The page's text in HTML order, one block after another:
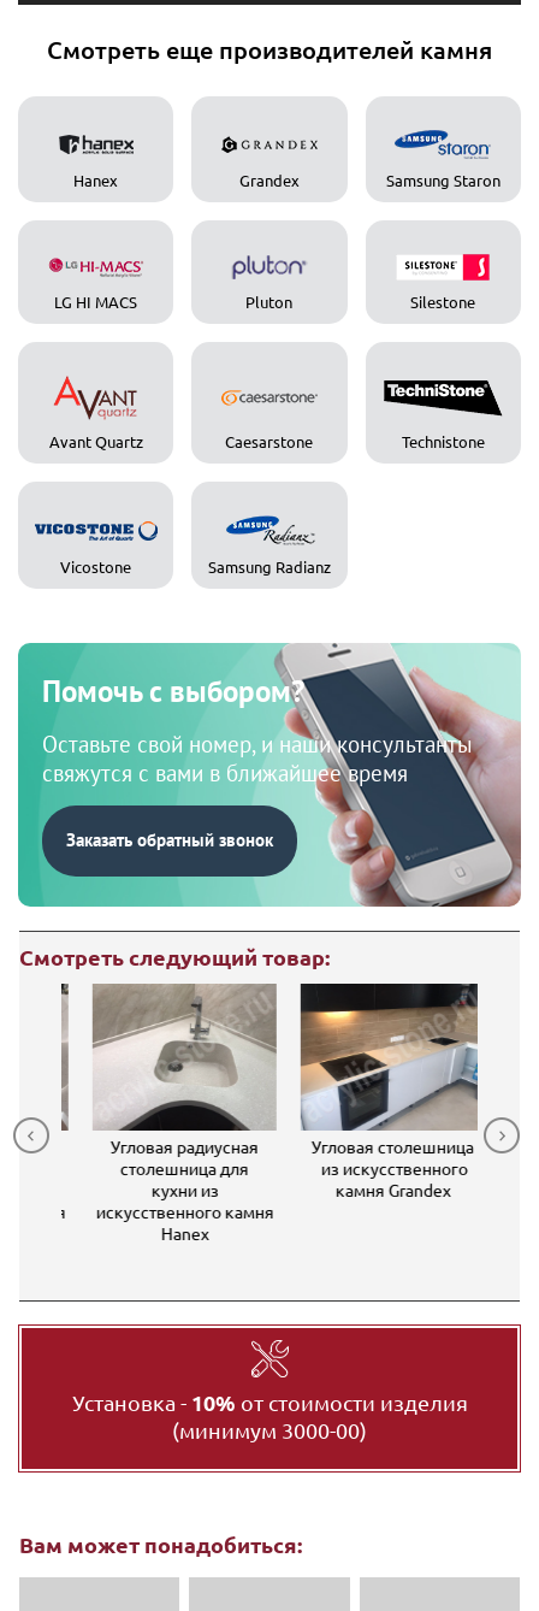
Смотреть еще производителей камня
Hanex Grandex Samsung Staron
LG HI MACS Pluton Silestone
Avant Quartz Caesarstone Technistone
Vicostone Samsung Radianz
Помочь с выбором?
Оставьте свой номер, и наши консультанты
свяжутся с вами в ближайшее время
Заказать обратный звонок
Смотреть следующий товар:
Угловая радиусная
столешница для
кухни из
искусственного камня
Hanex
Угловая столешница
из искусственного
камня Grandex
П-
Установка - 10% от стоимости изделия
(минимум 3000-00)
Вам может понадобиться: